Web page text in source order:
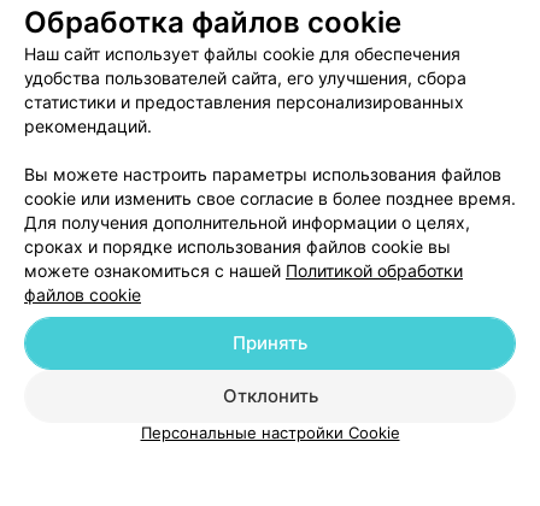
ЭФФЕКТИВНАЯ РЕКЛАМА НА САЙТЕ
Добавить компанию
Добавить специалиста
Новости проекта
Размещение рекламы
Медицинский маркетинг
Публичный договор
Обработка файлов cookie
Наш сайт использует файлы cookie для обеспечения
удобства пользователей сайта, его улучшения, сбора
статистики и предоставления персонализированных
рекомендаций.
Вы можете настроить параметры использования файлов
cookie или изменить свое согласие в более позднее время.
Для получения дополнительной информации о целях,
сроках и порядке использования файлов cookie вы
можете ознакомиться с нашей Политикой обработки
файлов cookie
Отклонить
Принять
Персональные настройки Cookie